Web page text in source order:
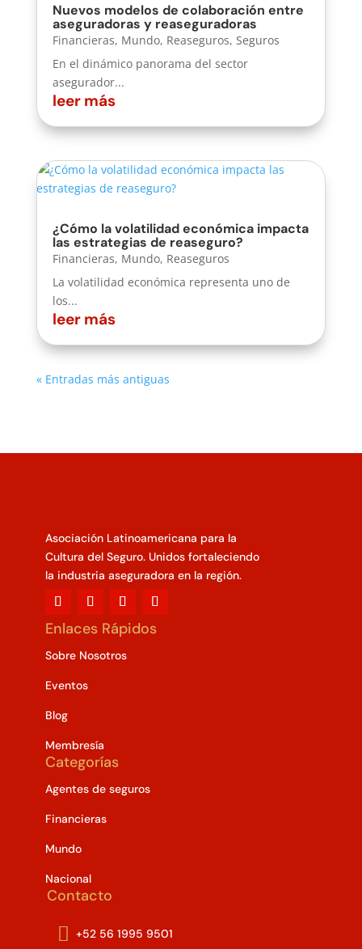
Nuevos modelos de colaboración entre
aseguradoras y reaseguradoras
Financieras, Mundo, Reaseguros, Seguros
En el dinámico panorama del sector
asegurador...
leer más
¿Cómo la volatilidad económica impacta
las estrategias de reaseguro?
Financieras, Mundo, Reaseguros
La volatilidad económica representa uno de
los...
leer más
« Entradas más antiguas
Asociación Latinoamericana para la
Cultura del Seguro. Unidos fortaleciendo
la industria aseguradora en la región.
Enlaces Rápidos
Sobre Nosotros
Eventos
Blog
Membresía
Categorías
Agentes de seguros
Financieras
Mundo
Nacional
Contacto
 +52 56 1995 9501